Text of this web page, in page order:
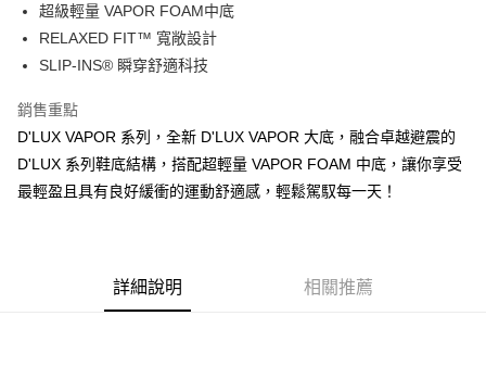
全家取貨付款
每筆NT$60，滿NT$1,000(含以上)免運費
每筆NT$60，滿NT$1,000(含以上)免運費
每筆NT$80，滿NT$1,000(含以上)免運費
超級輕量 VAPOR FOAM中底
RELAXED FIT™ 寬敞設計
SLIP-INS® 瞬穿舒適科技
銷售重點
D'LUX VAPOR 系列，全新 D'LUX VAPOR 大底，融合卓越避震的
D'LUX 系列鞋底結構，搭配超輕量 VAPOR FOAM 中底，讓你享受
最輕盈且具有良好緩衝的運動舒適感，輕鬆駕馭每一天！
詳細說明 相關推薦